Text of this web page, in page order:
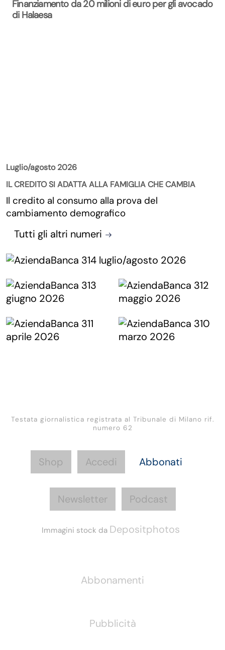
Finanziamento da 20 milioni di euro per gli avocado
di Halaesa
Luglio/agosto 2026
IL CREDITO SI ADATTA ALLA FAMIGLIA CHE CAMBIA
Il credito al consumo alla prova del
cambiamento demografico
Tutti gli altri numeri
Testata giornalistica registrata al Tribunale di Milano rif.
numero 62
Shop Accedi Abbonati
Newsletter Podcast
Immagini stock da Depositphotos
Abbonamenti
Pubblicità